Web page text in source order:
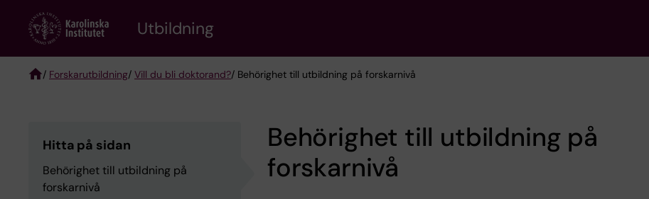
content
Utbildning
/ Forskarutbildning/ Vill du bli doktorand?/ Behörighet till utbildning på forskarnivå
Hitta på sidan
Behörighet till utbildning på
forskarnivå
Behörighet till utbildning på
forskarnivå